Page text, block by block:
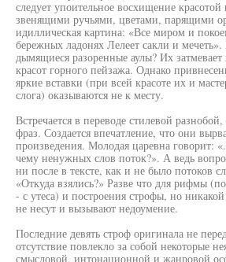
следует упоительное восхищение
звенящими ручьями, цветами, парящими
идиллическая картина: «Все миром и
бережных ладонях Лелеет сакли и мечеть».
дымящиеся разоренные аулы? Их
красот горного пейзажа. Однако
яркие вставки (при всей красоте их и
слога) оказываются не к месту.
Встречается в переводе стилевой
фраз. Создается впечатление, что они
произведения. Молодая царевна говорит:
чему ненужных слов поток?». А ведь
ни после в тексте, как и не было потоков
«Откуда взялись?» Разве что для рифмы
- с утеса) и построения строфы, но
не несут и вызывают недоумение.
Последние девять строф оригинала не
отсутствие повлекло за собой некоторые
смысловой, интонационной и жанровой